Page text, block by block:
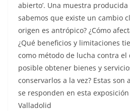
abierto’. Una muestra producida
sabemos que existe un cambio
origen es antrópico? ¿Cómo
¿Qué beneficios y limitaciones
como método de lucha contra el
posible obtener bienes y
conservarlos a la vez? Estas
se responden en esta
Valladolid